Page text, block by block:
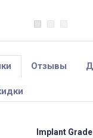
Отзывы
Implant Grade